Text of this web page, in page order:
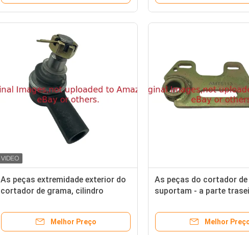
As peças extremidade exterior do
cortador de grama, cilindro
Deere
Melhor Preço
As peças do cortador
suportam - a parte
Deere
Melhor